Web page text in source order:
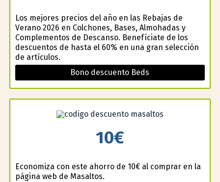
Los mejores precios del año en las Rebajas de
Verano 2026 en Colchones, Bases, Almohadas y
Complementos de Descanso. Benefíciate de los
descuentos de hasta el 60% en una gran selección
de artículos.
Bono descuento Beds
10€
Economiza con este ahorro de 10€ al comprar en la
página web de Masaltos.